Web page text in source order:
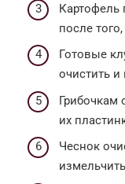
Картофель
после
Готовые
очистить
Грибочкам
их
Чеснок